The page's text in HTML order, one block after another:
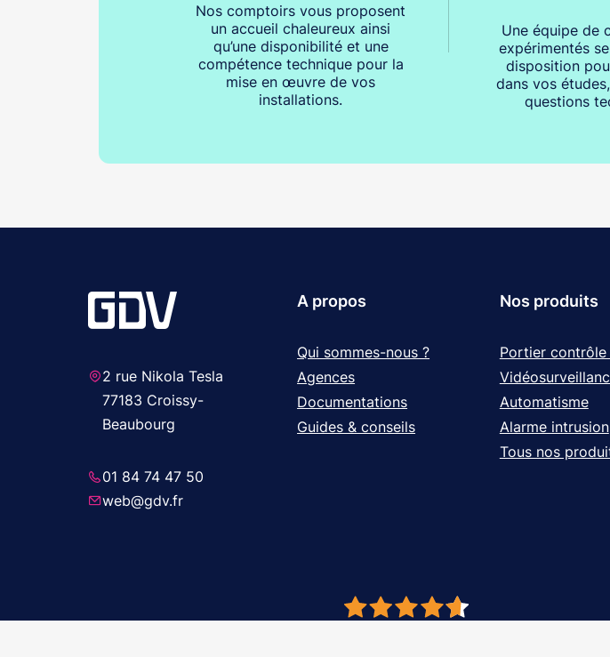
Nos comptoirs vous proposent
un accueil chaleureux ainsi
qu’une disponibilité et une
compétence technique pour la
mise en œuvre de vos
installations.
Une équipe de
expérimentés
disposition
dans vos
questions
2 rue Nikola Tesla
77183 Croissy-
Beaubourg
01 84 74 47 50
web@gdv.fr
A propos
Qui sommes-nous ?
Agences
Documentations
Guides & conseils
Nos produits
Portier contrôle
Automatisme
Alarme intrusion
Tous nos